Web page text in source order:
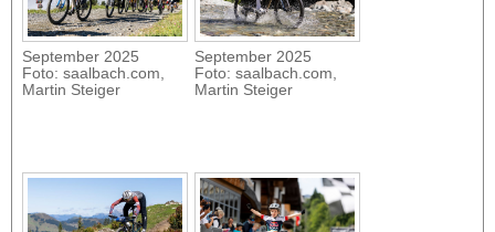
September 2025
Foto: saalbach.com,
Martin Steiger
September 2025
Foto: saalbach.com,
Martin Steiger